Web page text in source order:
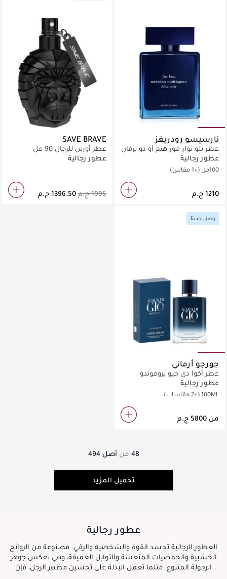
نارسيسو رودريغز
عطر بلو نوار فور هيم أو دو برفان
عطور رجالية
100مل (+1 مقاس)
SAVE BRAVE
عطر أوربن للرجال 90 مل
عطور رجالية
وصل حديثاً
جورجو أرماني
عطر أكوا دي جيو بروفوندو
عطور رجالية
100ML(+2 مقاسات)
من
48 من أصل 494
تحميل المزيد
عطور رجالية
العطور الرجالية تجسد القوة والشخصية والرقي. مصنوعة من الروائح
الخشبية والحمضيات المنعشة والتوابل العميقة، وهي تعكس جوهر
الرجولة المتنوع. مثلما تعمل البدلة على تحسين مظهر الرجل، فإن